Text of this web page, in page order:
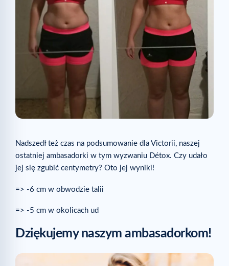
Nadszedł też czas na podsumowanie dla Victorii, naszej
ostatniej ambasadorki w tym wyzwaniu Détox. Czy udało
jej się zgubić centymetry? Oto jej wyniki!
=> -6 cm w obwodzie talii
=> -5 cm w okolicach ud
Dziękujemy naszym ambasadorkom!